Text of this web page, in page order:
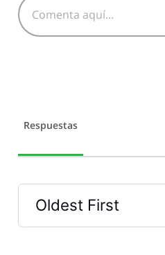
Respuestas
Oldest First
Selected